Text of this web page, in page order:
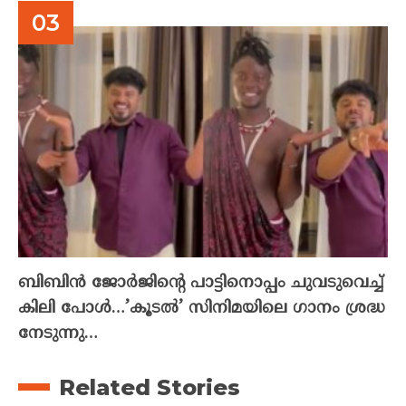
ബിബിൻ ജോർജിന്റെ പാട്ടിനൊപ്പം ചുവടുവെച്ച്
കിലി പോൾ…’കൂടൽ’ സിനിമയിലെ ഗാനം ശ്രദ്ധ
നേടുന്നു…
Related Stories